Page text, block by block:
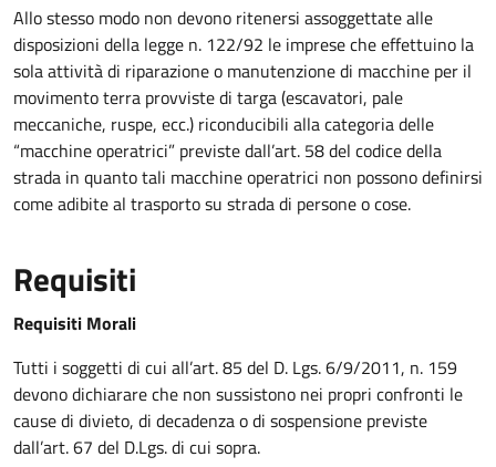
Allo stesso modo non devono ritenersi assoggettate alle
disposizioni della legge n. 122/92 le imprese che effettuino la
sola attività di riparazione o manutenzione di macchine per il
movimento terra provviste di targa (escavatori, pale
meccaniche, ruspe, ecc.) riconducibili alla categoria delle
“macchine operatrici” previste dall’art. 58 del codice della
strada in quanto tali macchine operatrici non possono definirsi
come adibite al trasporto su strada di persone o cose.
Requisiti
Requisiti Morali
Tutti i soggetti di cui all’art. 85 del D. Lgs. 6/9/2011, n. 159
devono dichiarare che non sussistono nei propri confronti le
cause di divieto, di decadenza o di sospensione previste
dall’art. 67 del D.Lgs. di cui sopra.